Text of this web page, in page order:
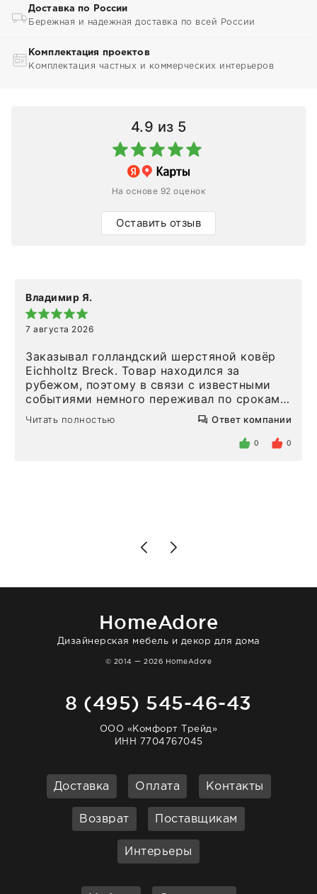
Доставка по России
Бережная и надежная доставка по всей России
Комплектация проектов
Комплектация частных и коммерческих интерьеров
4.9 из 5
На основе 92 оценок
Оставить отзыв
Владимир Я.
7 августа 2026
Заказывал голландский шерстяной ковёр
Eichholtz Breck. Товар находился за
рубежом, поэтому в связи с известными
событиями немного переживал по срокам.
Но homeadore привезли ровно в
определенное в договоре время, без
то качество выше всяких похвал. Выглядит
Читать полностью Ответ компании
0 0
HomeAdore
Дизайнерская мебель и декор для дома
© 2014 — 2026 HomeAdore
8 (495) 545-46-43
ООО «Комфорт Трейд»
ИНН 7704767045
Доставка Оплата Контакты
Возврат Поставщикам
Интерьеры